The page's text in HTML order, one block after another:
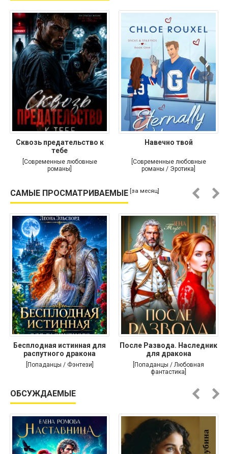
Сквозь предательство к
тебе
[Современные любовные
романы]
Навечно твой
[Современные любовные
романы / Эротика]
САМЫЕ ПРОСМАТРИВАЕМЫЕ [за месяц]
Бесплодная истинная для
распутного дракона
[Попаданцы / Фэнтези]
После Развода. Наследник
для дракона
[Попаданцы / Любовная
фантастика]
ОБСУЖДАЕМЫЕ